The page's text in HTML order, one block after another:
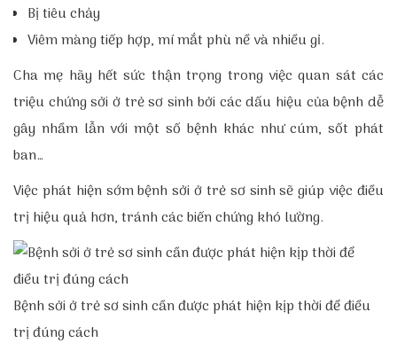
Bị tiêu chảy
Viêm màng tiếp hợp, mí mắt phù nề và nhiều gỉ.
Cha mẹ hãy hết sức thận trọng trong việc quan sát các
triệu chứng sởi ở trẻ sơ sinh bởi các dấu hiệu của bệnh dễ
gây nhầm lẫn với một số bệnh khác như cúm, sốt phát
ban…
Việc phát hiện sớm bệnh sởi ở trẻ sơ sinh sẽ giúp việc điều
trị hiệu quả hơn, tránh các biến chứng khó lường.
Bệnh sởi ở trẻ sơ sinh cần được phát hiện kịp thời để điều
trị đúng cách